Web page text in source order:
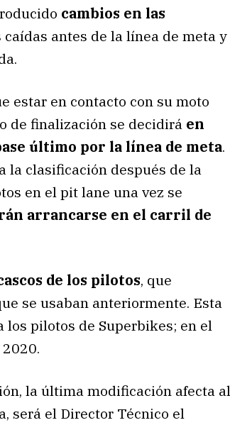
cambios en las
antes de la línea de meta y
estar en contacto con su moto
de finalización se decidirá en
último por la línea de meta.
la clasificación después de la
en el pit lane una vez se
arrancarse en el carril de
de los pilotos, que
se usaban anteriormente. Esta
pilotos de Superbikes; en el
la última modificación afecta al
será el Director Técnico el